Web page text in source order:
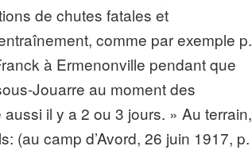
de chutes fatales et
comme par exemple p.
à Ermenonville pendant que
Jouarre au moment des
il y a 2 ou 3 jours. » Au terrain,
(au camp d’Avord, 26 juin 1917, p.